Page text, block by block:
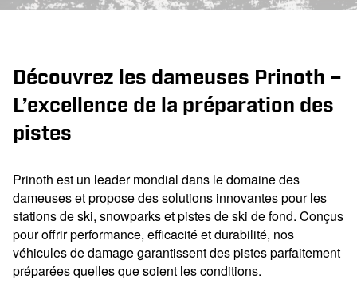
Découvrez les dameuses Prinoth –
L’excellence de la préparation des
pistes
Prinoth est un leader mondial dans le domaine des
dameuses et propose des solutions innovantes pour les
stations de ski, snowparks et pistes de ski de fond. Conçus
pour offrir performance, efficacité et durabilité, nos
véhicules de damage garantissent des pistes parfaitement
préparées quelles que soient les conditions.